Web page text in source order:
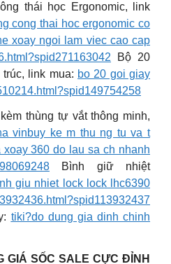
thái học Ergonomic, link
cong thai hoc ergonomic co
xoay ngoi lam viec cao cap
Bộ 20
link mua: bo 20 goi giay
thùng tự vắt thông minh,
vinbuy ke m thu ng tu va t
360 do lau sa ch nhanh
Bình giữ nhiệt
giu nhiet lock lock lhc6390
tiki?do dung gia dinh chinh
GIÁ SỐC SALE CỰC ĐỈNH